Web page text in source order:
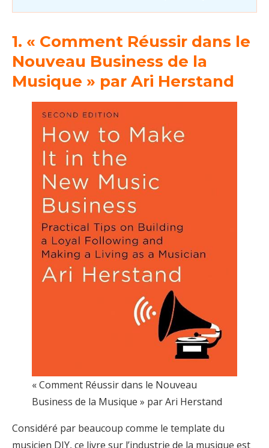
1. « Comment Réussir dans le
Nouveau Business de la
Musique » par Ari Herstand
« Comment Réussir dans le Nouveau
Business de la Musique » par Ari Herstand
Considéré par beaucoup comme le template du
musicien DIY, ce livre sur l’industrie de la musique est